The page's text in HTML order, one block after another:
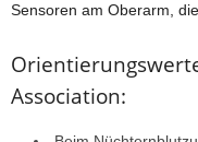
Sensoren am Oberarm,
Association: